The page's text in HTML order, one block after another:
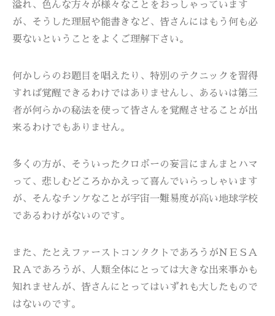
溢れ、色んな方々が様々なことをおっしゃっています
が、そうした理屈や能書きなど、皆さんにはもう何も必
要ないということをよくご理解下さい。
何かしらのお題目を唱えたり、特別のテクニックを習得
すれば覚醒できるわけではありませんし、あるいは第三
者が何らかの秘法を使って皆さんを覚醒させることが出
来るわけでもありません。
多くの方が、そういったクロボーの妄言にまんまとハマ
って、悲しむどころかかえって喜んでいらっしゃいます
が、そんなチンケなことが宇宙一難易度が高い地球学校
であるわけがないのです。
また、たとえファーストコンタクトであろうがＮＥＳＡ
ＲＡであろうが、人類全体にとっては大きな出来事かも
知れませんが、皆さんにとってはいずれも大したもので
はないのです。